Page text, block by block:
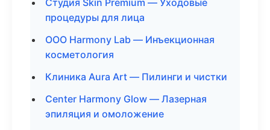
Студия Skin Premium — Уходовые
процедуры для лица
ООО Harmony Lab — Инъекционная
косметология
Клиника Aura Art — Пилинги и чистки
Center Harmony Glow — Лазерная
эпиляция и омоложение